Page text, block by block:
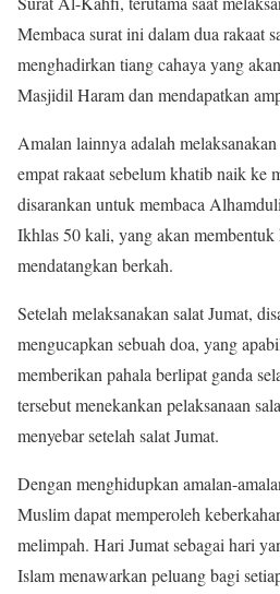
Membaca surat ini dalam dua rakaat
menghadirkan tiang cahaya yang
Masjidil Haram dan mendapatkan
Amalan lainnya adalah
empat rakaat sebelum khatib naik ke
disarankan untuk membaca
Ikhlas 50 kali, yang akan membentuk
mendatangkan berkah.
Setelah melaksanakan salat Jumat,
mengucapkan sebuah doa, yang
memberikan pahala berlipat ganda
tersebut menekankan pelaksanaan
menyebar setelah salat Jumat.
Dengan menghidupkan amalan-
Muslim dapat memperoleh
melimpah. Hari Jumat sebagai hari
Islam menawarkan peluang bagi